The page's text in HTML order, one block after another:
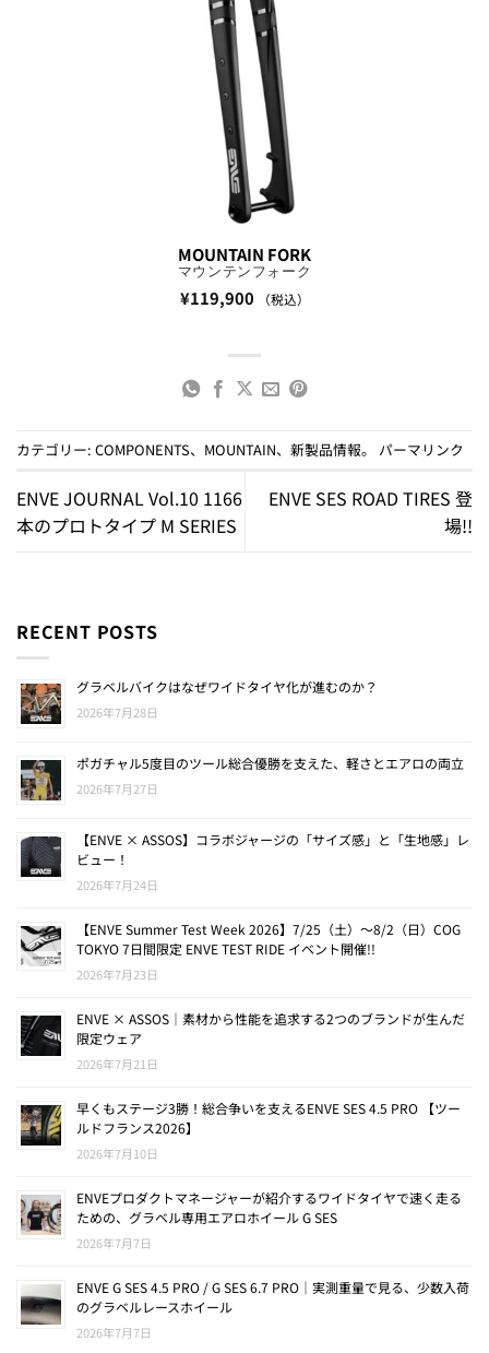
MOUNTAIN FORK
マウンテンフォーク
¥119,900 （税込）
カテゴリー: COMPONENTS、 MOUNTAIN、 新製品情報。 パーマリンク
ENVE JOURNAL Vol.10 1166
本のプロトタイプ M SERIES
ENVE SES ROAD TIRES 登
場!!
RECENT POSTS
グラベルバイクはなぜワイドタイヤ化が進むのか？
2026年7月28日
ポガチャル5度目のツール総合優勝を支えた、軽さとエアロの両立
2026年7月27日
【ENVE × ASSOS】コラボジャージの「サイズ感」と「生地感」レ
ビュー！
2026年7月24日
【ENVE Summer Test Week 2026】7/25（土）〜8/2（日）COG
TOKYO 7日間限定 ENVE TEST RIDE イベント開催!!
2026年7月23日
ENVE × ASSOS｜素材から性能を追求する2つのブランドが生んだ
限定ウェア
2026年7月21日
早くもステージ3勝！総合争いを支えるENVE SES 4.5 PRO 【ツー
ルドフランス2026】
2026年7月10日
ENVEプロダクトマネージャーが紹介するワイドタイヤで速く走る
ための、グラベル専用エアロホイール G SES
2026年7月7日
ENVE G SES 4.5 PRO / G SES 6.7 PRO｜実測重量で見る、少数入荷
のグラベルレースホイール
2026年7月7日